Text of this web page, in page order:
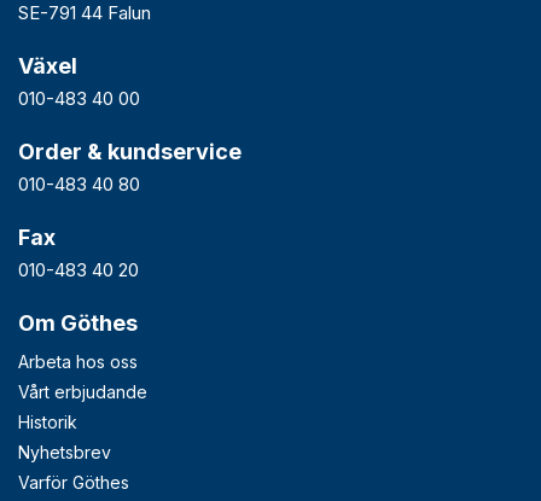
SE-791 44 Falun
Växel
010-483 40 00
Order & kundservice
010-483 40 80
Fax
010-483 40 20
Om Göthes
Arbeta hos oss
Vårt erbjudande
Historik
Nyhetsbrev
Varför Göthes